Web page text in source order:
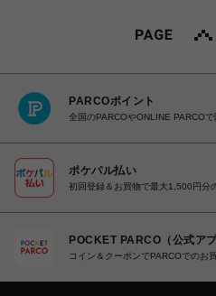
PARCOポイント
全国のPARCOやONLINE PARCO
ポケパル払い
初回登録＆お買物で最大1,500円分
POCKET PARCO（公式アプ
コイン＆クーポンでPARCOでのお